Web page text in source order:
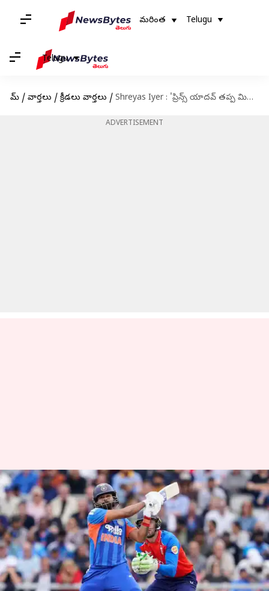
మరింత Telugu
Telugu
హోమ్ / వార్తలు / క్రీడలు వార్తలు / Shreyas Iyer : 'ప్రిన్స్ యాదవ్ తప్ప మిగతావాళ్లంతా విఫలం.. శ్రేయస్ అయ్యర్ ఆగ్రహం!
ADVERTISEMENT
Shreyas Iyer : 'ప్రిన్స్ యాదవ్ తప్ప
మిగతావాళ్లంతా విఫలం.. శ్రేయస్
అయ్యర్ ఆగ్రహం!
వ్రాసిన వారు Moogati Shabari Jul 08, 2026 10:27 am
ఈ వార్తాకథనం ఏంటి